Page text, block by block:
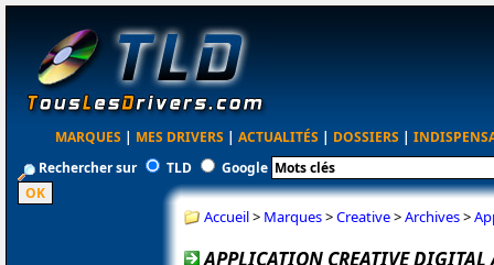
MARQUES | MES DRIVERS | ACTUALITÉS | DOSSIERS |
Rechercher sur
TLD Google
Accueil> Marques>Creative>Archives>
APPLICATION CREATIVE